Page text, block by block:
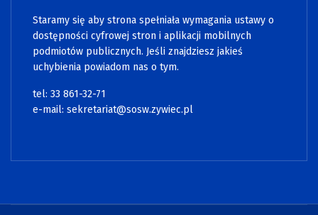
Staramy się aby strona spełniała wymagania ustawy o
dostępności cyfrowej stron i aplikacji mobilnych
podmiotów publicznych. Jeśli znajdziesz jakieś
uchybienia powiadom nas o tym.
tel: 33 861-32-71
e-mail: sekretariat@sosw.zywiec.pl